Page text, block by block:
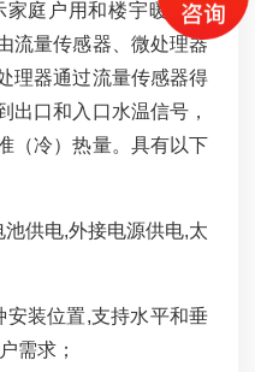
庭户用和楼宇暖气供
流量传感器、微处理器
理器通过流量传感器得
出口和入口水温信号，
（冷）热量。具有以下
供电,外接电源供电,太
安装位置,支持水平和垂
需求；